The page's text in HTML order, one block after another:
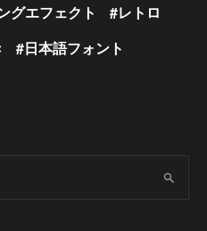
グエフェクト
レトロ
日本語フォント